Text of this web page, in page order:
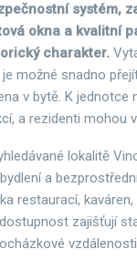
systém,
okna a kvalitní
charakter.
možné snadno
v bytě. K jednotce
a rezidenti mohou
lokalitě
a
restaurací,
zajišťují